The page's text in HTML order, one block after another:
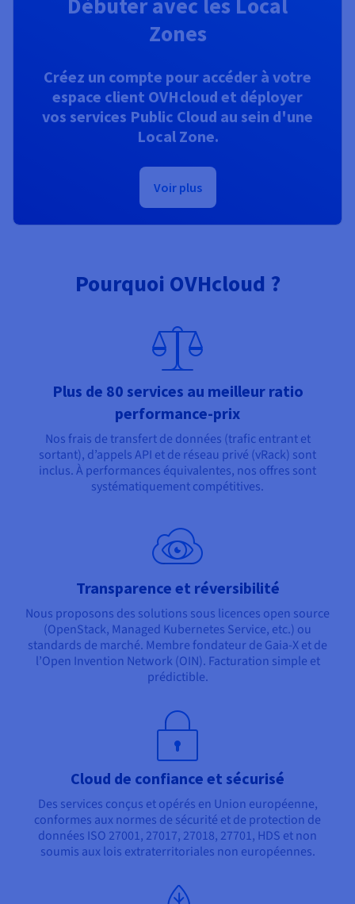
Zones
Créez un compte pour accéder à votre
espace client OVHcloud et déployer
vos services Public Cloud au sein d'une
Local Zone.
Voir plus
Pourquoi OVHcloud ?
Plus de 80 services au meilleur ratio
performance-prix
Nos frais de transfert de données (trafic entrant et
sortant), d’appels API et de réseau privé (vRack) sont
inclus. À performances équivalentes, nos offres sont
systématiquement compétitives.
Transparence et réversibilité
Nous proposons des solutions sous licences open source
(OpenStack, Managed Kubernetes Service, etc.) ou
standards de marché. Membre fondateur de Gaia-X et de
l’Open Invention Network (OIN). Facturation simple et
prédictible.
Cloud de confiance et sécurisé
Des services conçus et opérés en Union européenne,
conformes aux normes de sécurité et de protection de
données ISO 27001, 27017, 27018, 27701, HDS et non
soumis aux lois extraterritoriales non européennes.